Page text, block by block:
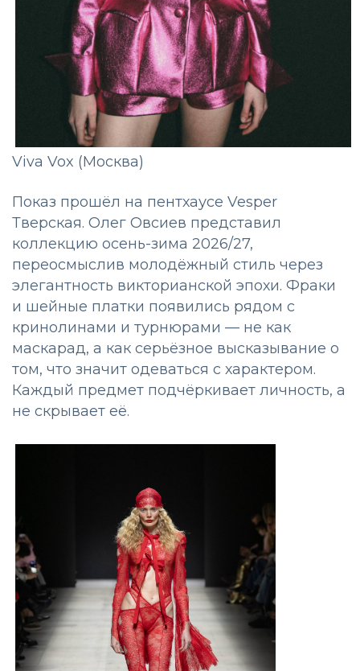
Viva Vox (Москва)
Показ прошёл на пентхаусе Vesper
Тверская. Олег Овсиев представил
коллекцию осень-зима 2026/27,
переосмыслив молодёжный стиль через
элегантность викторианской эпохи. Фраки
и шейные платки появились рядом с
кринолинами и турнюрами — не как
маскарад, а как серьёзное высказывание о
том, что значит одеваться с характером.
Каждый предмет подчёркивает личность, а
не скрывает её.